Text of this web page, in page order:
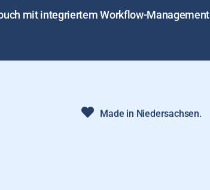
mit integriertem Workflow-Management
Made in Niedersachsen.